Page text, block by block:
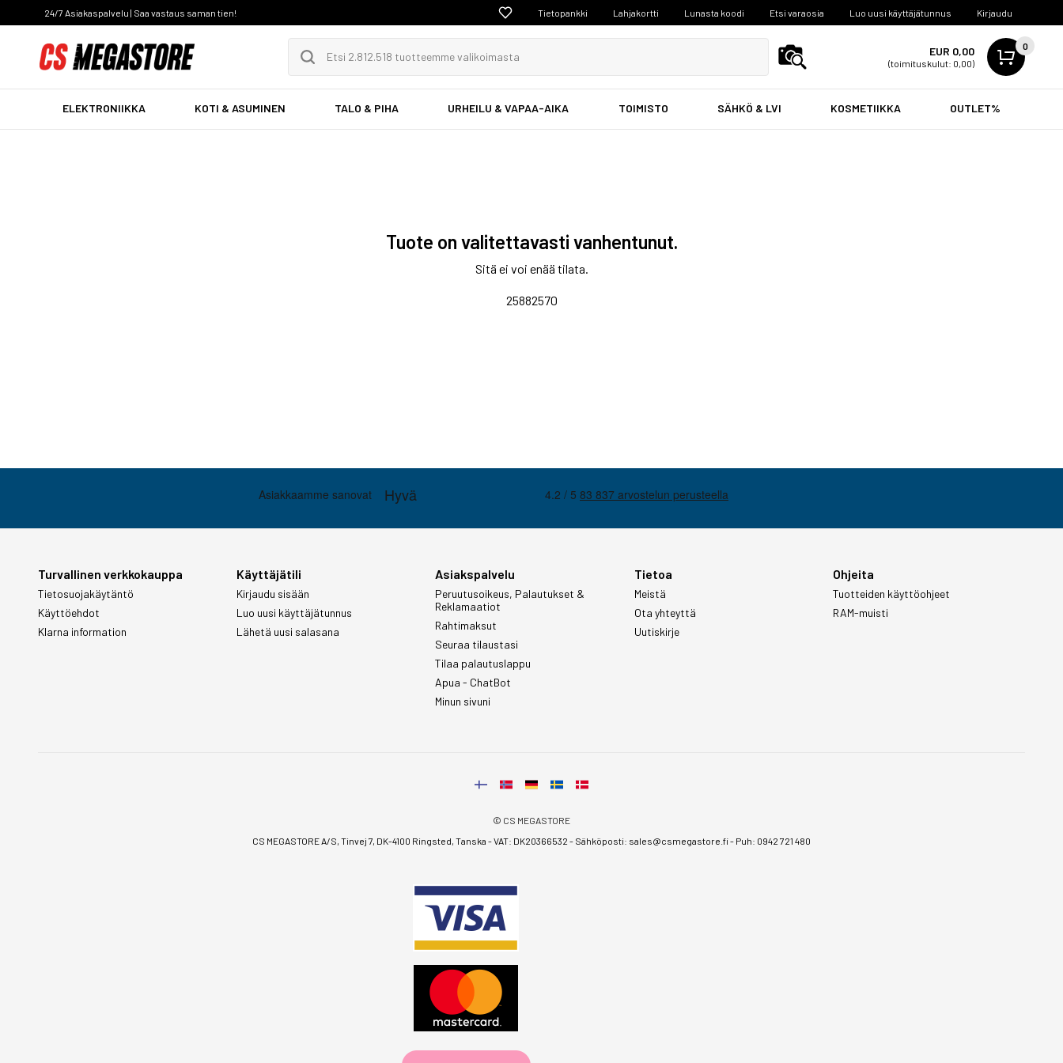
24/7 Asiakaspalvelu | Saa vastaus saman tien! Tietopankki Lahjakortti Lunasta koodi Etsi varaosia Luo uusi käyttäjätunnus Kirjaudu
EUR 0,00
(toimituskulut: 0,00)
0
ELEKTRONIIKKA KOTI & ASUMINEN TALO & PIHA URHEILU & VAPAA-AIKA TOIMISTO SÄHKÖ & LVI KOSMETIIKKA OUTLET%
Tuote on valitettavasti vanhentunut.
Sitä ei voi enää tilata.
25882570
Turvallinen verkkokauppa
Tietosuojakäytäntö
Käyttöehdot
Klarna information
Käyttäjätili
Kirjaudu sisään
Luo uusi käyttäjätunnus
Lähetä uusi salasana
Asiakspalvelu
Peruutusoikeus, Palautukset &
Reklamaatiot
Rahtimaksut
Seuraa tilaustasi
Tilaa palautuslappu
Apua - ChatBot
Minun sivuni
Tietoa
Meistä
Ota yhteyttä
Uutiskirje
Ohjeita
Tuotteiden käyttöohjeet
RAM-muisti
© CS MEGASTORE
CS MEGASTORE A/S, Tinvej 7, DK-4100 Ringsted, Tanska - VAT: DK20366532 - Sähköposti: sales@csmegastore.fi- Puh: 0942 721 480